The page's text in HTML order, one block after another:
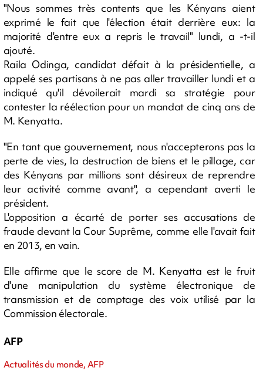
"Nous sommes très contents que les Kényans aient
exprimé le fait que l'élection était derrière eux: la
majorité d'entre eux a repris le travail" lundi, a -t-il
ajouté.
Raila Odinga, candidat défait à la présidentielle, a
appelé ses partisans à ne pas aller travailler lundi et a
indiqué qu'il dévoilerait mardi sa stratégie pour
contester la réélection pour un mandat de cinq ans de
M. Kenyatta.
"En tant que gouvernement, nous n'accepterons pas la
perte de vies, la destruction de biens et le pillage, car
des Kényans par millions sont désireux de reprendre
leur activité comme avant", a cependant averti le
président.
L'opposition a écarté de porter ses accusations de
fraude devant la Cour Suprême, comme elle l'avait fait
en 2013, en vain.
Elle affirme que le score de M. Kenyatta est le fruit
d'une manipulation du système électronique de
transmission et de comptage des voix utilisé par la
Commission électorale.
AFP
Actualités du monde, AFP